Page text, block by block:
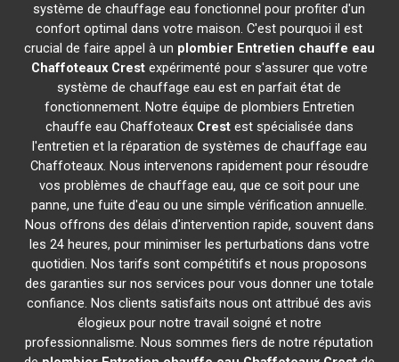
système de chauffage eau fonctionnel pour profiter d'un
confort optimal dans votre maison. C'est pourquoi il est
crucial de faire appel à un plombier Entretien chauffe eau
Chaffoteaux Crestexpérimenté pour s'assurer que votre
système de chauffage eau est en parfait état de
fonctionnement. Notre équipe de plombiers Entretien
chauffe eau Chaffoteaux Crestest spécialisée dans
l'entretien et la réparation de systèmes de chauffage eau
Chaffoteaux. Nous intervenons rapidement pour résoudre
vos problèmes de chauffage eau, que ce soit pour une
panne, une fuite d'eau ou une simple vérification annuelle.
Nous offrons des délais d'intervention rapide, souvent dans
les 24 heures, pour minimiser les perturbations dans votre
quotidien. Nos tarifs sont compétitifs et nous proposons
des garanties sur nos services pour vous donner une totale
confiance. Nos clients satisfaits nous ont attribué des avis
élogieux pour notre travail soigné et notre
professionnalisme. Nous sommes fiers de notre réputation